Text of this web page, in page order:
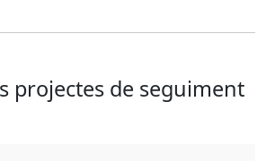
projectes de seguiment